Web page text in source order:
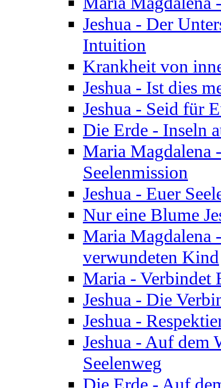
Jeshua - Der
Intuition
Krankheit von
Jeshua - Ist dies
Jeshua - Seid für
Die Erde - Inseln
Maria Magdalena
Seelenmission
Jeshua - Euer
Nur eine Blume
Maria Magdalena
verwundeten Kind
Maria - Verbindet
Jeshua - Die
Jeshua -
Jeshua - Auf dem
Seelenweg